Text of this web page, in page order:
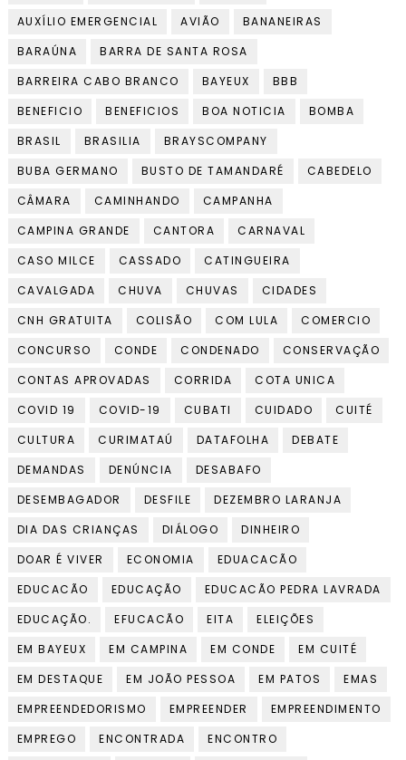
AUXÍLIO EMERGENCIAL
AVIÃO
BANANEIRAS
BARAÚNA
BARRA DE SANTA ROSA
BARREIRA CABO BRANCO
BAYEUX
BBB
BENEFICIO
BENEFICIOS BOA NOTICIA
BOMBA
BRASIL
BRASILIA
BRAYSCOMPANY
BUBA GERMANO
BUSTO DE TAMANDARÉ
CABEDELO
CÂMARA
CAMINHANDO
CAMPANHA
CAMPINA GRANDE
CANTORA
CARNAVAL
CASO MILCE
CASSADO
CATINGUEIRA
CAVALGADA
CHUVA CHUVAS
CIDADES
CNH GRATUITA
COLISÃO COM LULA
COMERCIO
CONCURSO
CONDE CONDENADO
CONSERVAÇÃO
CONTAS APROVADAS
CORRIDA
COTA UNICA
COVID 19
COVID-19 CUBATI CUIDADO
CUITÉ
CULTURA
CURIMATAÚ DATAFOLHA
DEBATE
DEMANDAS
DENÚNCIA
DESABAFO
DESEMBAGADOR
DESFILE
DEZEMBRO LARANJA
DIA DAS CRIANÇAS
DIÁLOGO
DINHEIRO
DOAR É VIVER
ECONOMIA
EDUACACÃO
EDUCACÃO
EDUCAÇÃO
EDUCACÃO PEDRA LAVRADA
EDUCAÇÃO.
EFUCACÃO EITA
ELEIÇÕES
EM BAYEUX
EM CAMPINA EM CONDE
EM CUITÉ
EM DESTAQUE
EM JOÃO PESSOA EM PATOS
EMAS
EMPREENDEDORISMO
EMPREENDER
EMPREENDIMENTO
EMPREGO
ENCONTRADA
ENCONTRO